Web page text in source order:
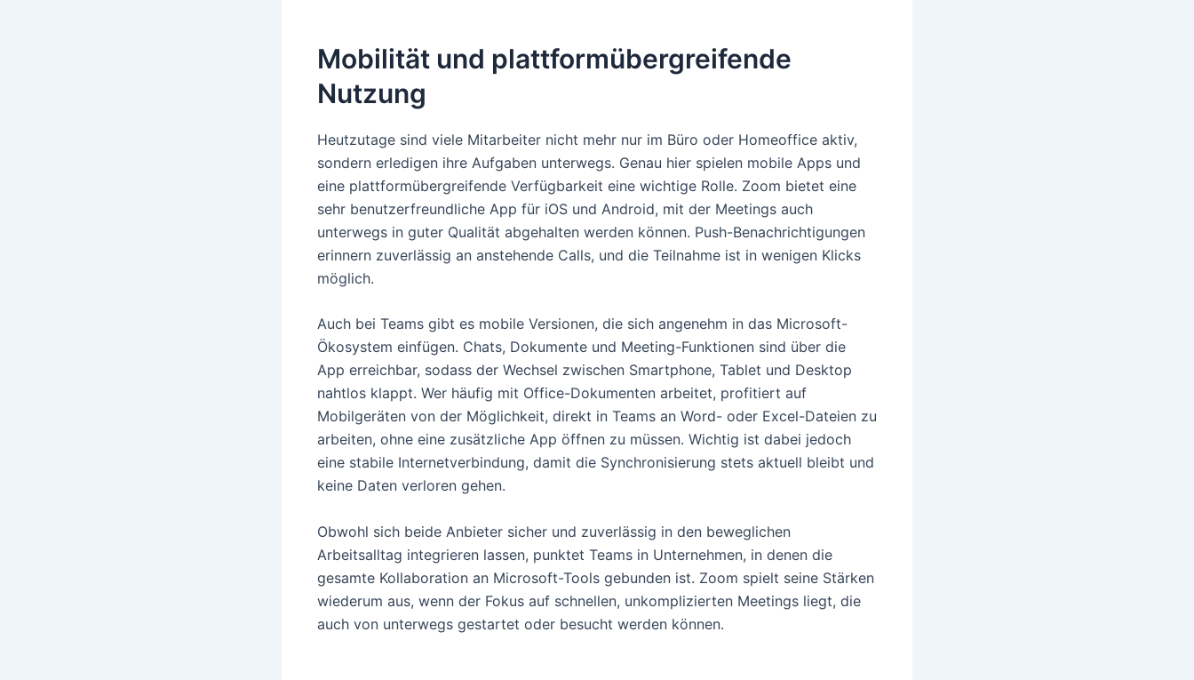
Mobilität und plattformübergreifende
Nutzung
Heutzutage sind viele Mitarbeiter nicht mehr nur im Büro oder Homeoffice aktiv,
sondern erledigen ihre Aufgaben unterwegs. Genau hier spielen mobile Apps und
eine plattformübergreifende Verfügbarkeit eine wichtige Rolle. Zoom bietet eine
sehr benutzerfreundliche App für iOS und Android, mit der Meetings auch
unterwegs in guter Qualität abgehalten werden können. Push-Benachrichtigungen
erinnern zuverlässig an anstehende Calls, und die Teilnahme ist in wenigen Klicks
möglich.
Auch bei Teams gibt es mobile Versionen, die sich angenehm in das Microsoft-
Ökosystem einfügen. Chats, Dokumente und Meeting-Funktionen sind über die
App erreichbar, sodass der Wechsel zwischen Smartphone, Tablet und Desktop
nahtlos klappt. Wer häufig mit Office-Dokumenten arbeitet, profitiert auf
Mobilgeräten von der Möglichkeit, direkt in Teams an Word- oder Excel-Dateien zu
arbeiten, ohne eine zusätzliche App öffnen zu müssen. Wichtig ist dabei jedoch
eine stabile Internetverbindung, damit die Synchronisierung stets aktuell bleibt und
keine Daten verloren gehen.
Obwohl sich beide Anbieter sicher und zuverlässig in den beweglichen
Arbeitsalltag integrieren lassen, punktet Teams in Unternehmen, in denen die
gesamte Kollaboration an Microsoft-Tools gebunden ist. Zoom spielt seine Stärken
wiederum aus, wenn der Fokus auf schnellen, unkomplizierten Meetings liegt, die
auch von unterwegs gestartet oder besucht werden können.